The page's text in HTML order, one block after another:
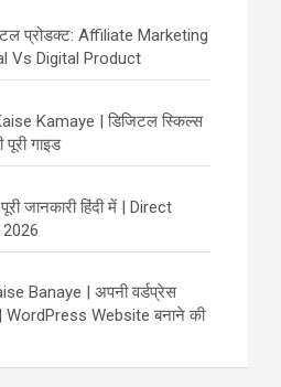
प्रोडक्ट: Affiliate Marketing
Vs Digital Product
Kamaye | डिजिटल स्किल्स
गाइड
जानकारी हिंदी में | Direct
Banaye | अपनी वर्डप्रेस
WordPress Website बनाने की